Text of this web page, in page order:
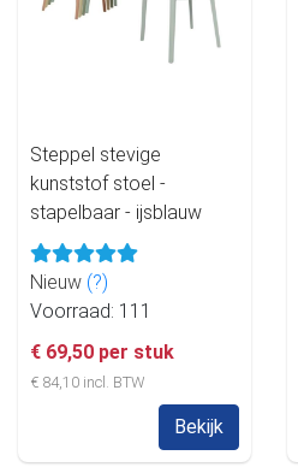
Steppel stevige
kunststof stoel -
stapelbaar - ijsblauw
Nieuw (?)
Voorraad: 111
€ 69,50 per stuk
€ 84,10 incl. BTW
Bekijk